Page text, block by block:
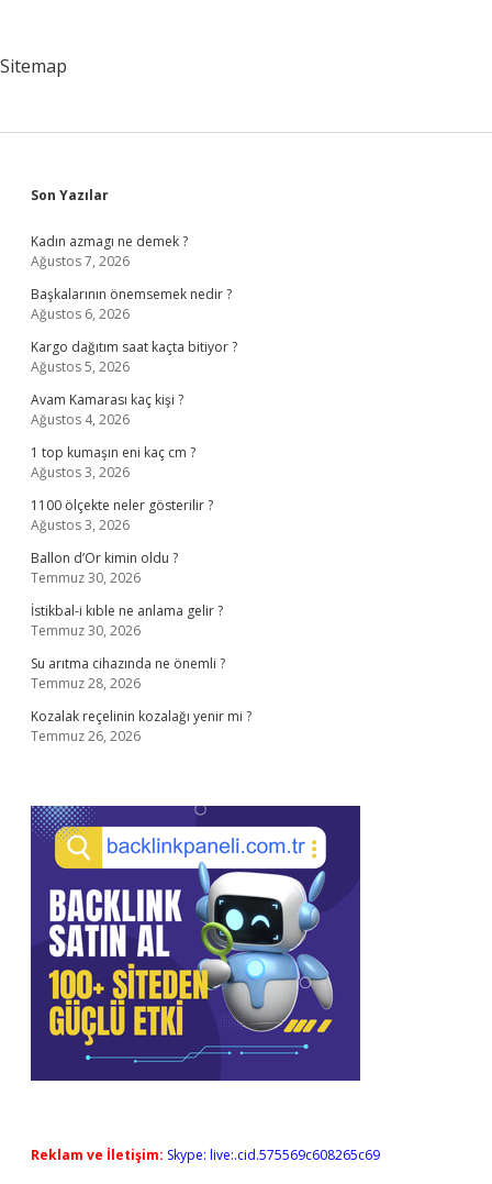
Sitemap
Sidebar
Son Yazılar
Kadın azmagı ne demek ?
Ağustos 7, 2026
Başkalarının önemsemek nedir ?
Ağustos 6, 2026
Kargo dağıtım saat kaçta bitiyor ?
Ağustos 5, 2026
Avam Kamarası kaç kişi ?
Ağustos 4, 2026
1 top kumaşın eni kaç cm ?
Ağustos 3, 2026
1100 ölçekte neler gösterilir ?
Ağustos 3, 2026
Ballon d’Or kimin oldu ?
Temmuz 30, 2026
İstikbal-i kıble ne anlama gelir ?
Temmuz 30, 2026
Su arıtma cihazında ne önemli ?
Temmuz 28, 2026
Kozalak reçelinin kozalağı yenir mi ?
Temmuz 26, 2026
Reklam ve İletişim: Skype: live:.cid.575569c608265c69